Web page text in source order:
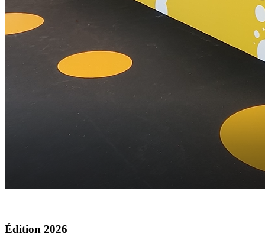
Édition 2026